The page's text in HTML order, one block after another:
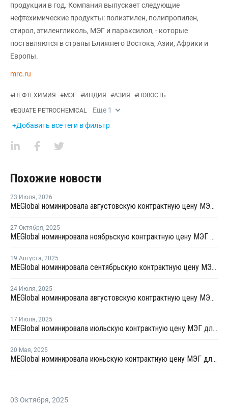
продукции в год. Компания выпускает следующие
нефтехимические продукты: полиэтилен, полипропилен,
стирол, этиленгликоль, МЭГ и параксилол, - которые
поставляются в страны Ближнего Востока, Азии, Африки и
Европы.
mrc.ru
#НЕФТЕХИМИЯ #МЭГ #ИНДИЯ #АЗИЯ #НОВОСТЬ
#EQUATE PETROCHEMICAL Еще 1
+Добавить все теги в фильтр
Похожие новости
23 Июля, 2026
MEGlobal номинировала августовскую контрактную цену МЭГ для Азии
27 Октября, 2025
MEGlobal номинировала ноябрьскую контрактную цену МЭГ для Азии
19 Августа, 2025
MEGlobal номинировала сентябрьскую контрактную цену МЭГ для Азии
24 Июля, 2025
MEGlobal номинировала августовскую контрактную цену МЭГ для Азии
17 Июля, 2025
MEGlobal номинировала июльскую контрактную цену МЭГ для Азии
20 Мая, 2025
MEGlobal номинировала июньскую контрактную цену МЭГ для Азии
03 Октября, 2025